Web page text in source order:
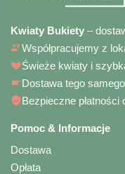
Kwiaty Bukiety –
Współpracujemy z
Świeże kwiaty i
Dostawa tego
Bezpieczne płatności
Pomoc & Informacje
Dostawa
Opłata